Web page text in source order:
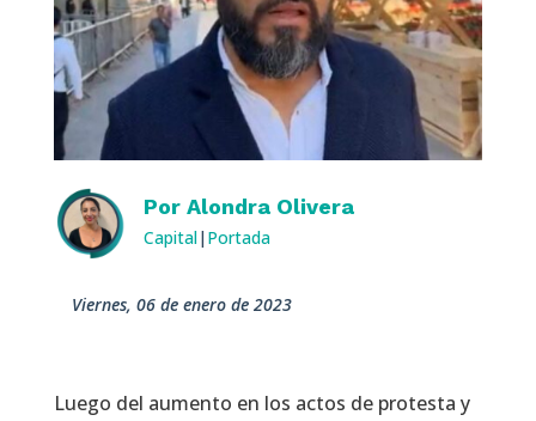
Por Alondra Olivera
Capital| Portada
viernes, 06 de enero de 2023
Luego del aumento en los actos de protesta y